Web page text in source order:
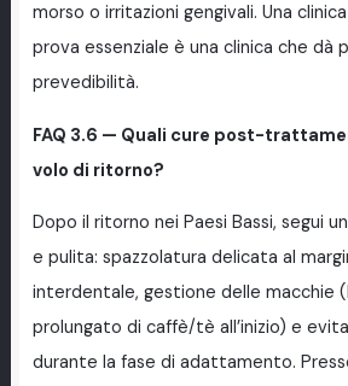
morso o irritazioni gengivali. Una
prova essenziale è una clinica che dà
prevedibilità.
FAQ 3.6 — Quali cure post-
volo di ritorno?
Dopo il ritorno nei Paesi Bassi, segui
e pulita: spazzolatura delicata al
interdentale, gestione delle macchie
prolungato di caffè/tè all’inizio) e
durante la fase di adattamento.